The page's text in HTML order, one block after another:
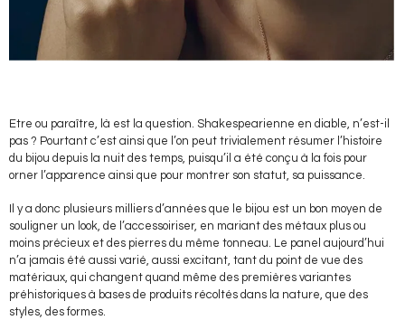
Etre ou paraître, là est la question. Shakespearienne en diable, n’est-il
pas ? Pourtant c’est ainsi que l’on peut trivialement résumer l’histoire
du bijou depuis la nuit des temps, puisqu’il a été conçu à la fois pour
orner l’apparence ainsi que pour montrer son statut, sa puissance.
Il y a donc plusieurs milliers d’années que le bijou est un bon moyen de
souligner un look, de l’accessoiriser, en mariant des métaux plus ou
moins précieux et des pierres du même tonneau. Le panel aujourd’hui
n’a jamais été aussi varié, aussi excitant, tant du point de vue des
matériaux, qui changent quand même des premières variantes
préhistoriques à bases de produits récoltés dans la nature, que des
styles, des formes.